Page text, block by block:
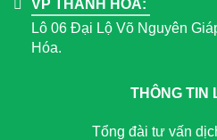
VP THANH HÓA:
Lô 06 Đại Lộ Võ Nguyên
Hóa.
THÔNG TIN
Tổng đài tư vấn